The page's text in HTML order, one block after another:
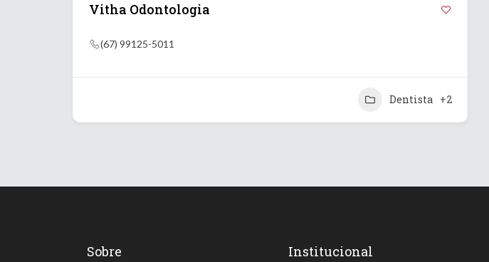
Vitha Odontologia
(67) 99125-5011
Dentista +2
Sobre Institucional